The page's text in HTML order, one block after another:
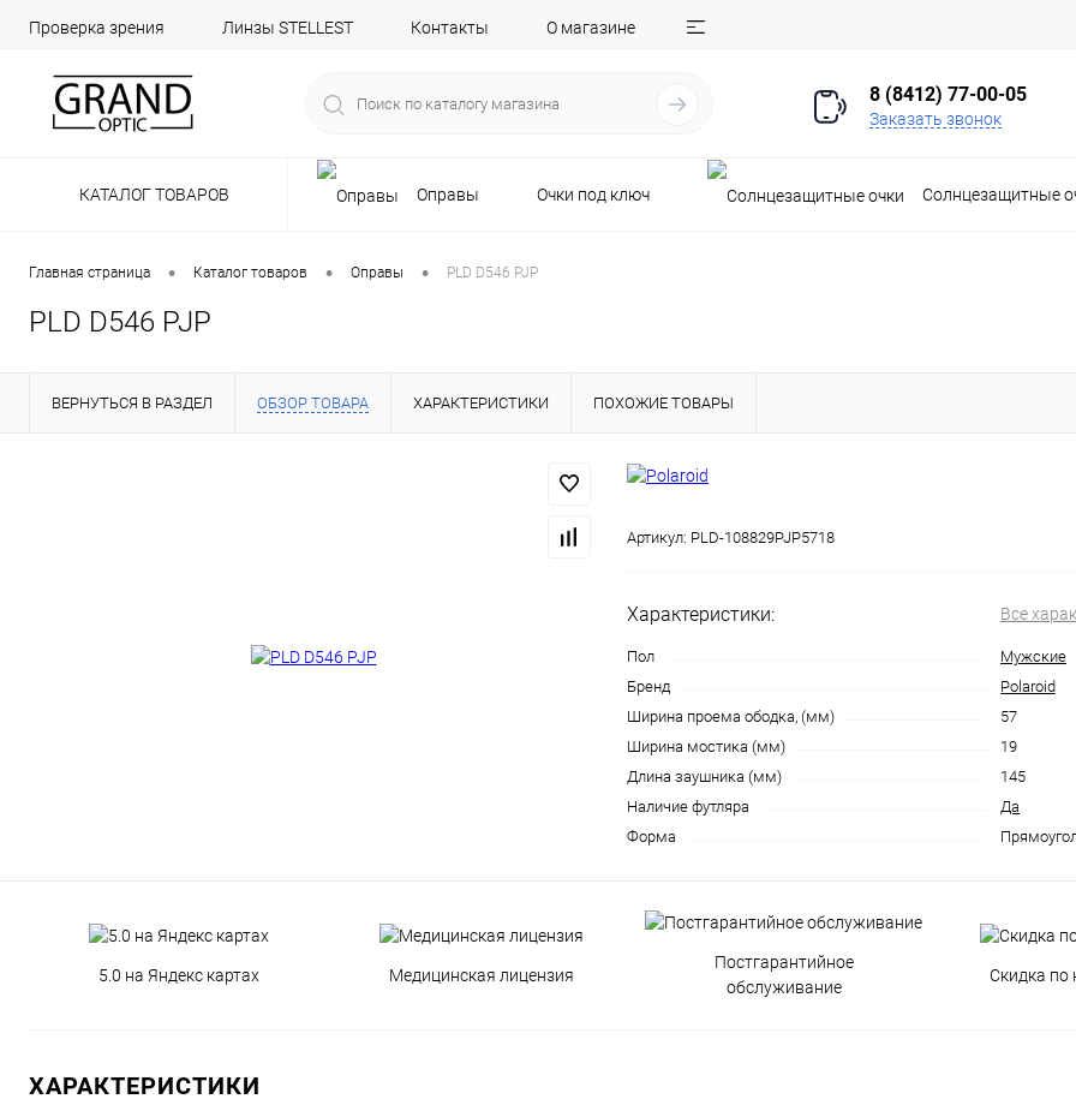
Проверка зрения Линзы STELLEST Контакты О магазине
8 (8412) 77-00-05
Заказать звонок
КАТАЛОГ ТОВАРОВ Оправы Очки под ключ Солнцезащитные
Главная страница • Каталог товаров • Оправы • PLD D546 PJP
PLD D546 PJP
ВЕРНУТЬСЯ В РАЗДЕЛ ОБЗОР ТОВАРА ХАРАКТЕРИСТИКИ ПОХОЖИЕ ТОВАРЫ
Артикул: PLD-108829PJP5718
Характеристики: Все
Пол
Мужские
Бренд
Polaroid
Ширина проема ободка, (мм)
57
Ширина мостика (мм)
19
Длина заушника (мм)
145
Наличие футляра
Да
Форма
5.0 на Яндекс картах Медицинская лицензия
Постгарантийное
обслуживание
Скидка по
ХАРАКТЕРИСТИКИ